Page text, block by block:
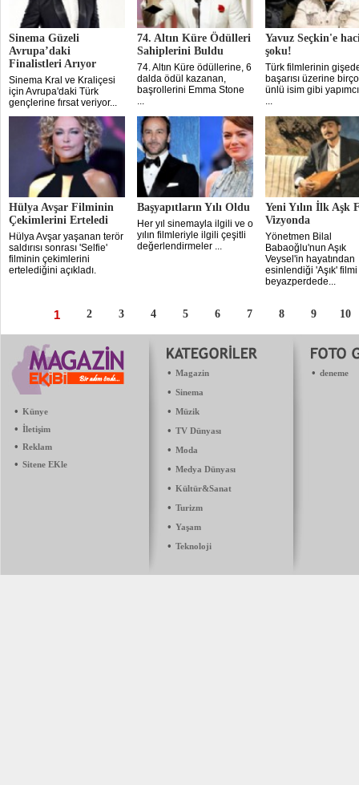
Sinema Güzeli
Avrupa’daki
Finalistleri Arıyor
Sinema Kral ve Kraliçesi
için Avrupa'daki Türk
gençlerine fırsat veriyor...
74. Altın Küre Ödülleri
Sahiplerini Buldu
74. Altın Küre ödüllerine, 6
dalda ödül kazanan,
başrollerini Emma Stone
...
Yavuz Seçkin'e
şoku!
Türk filmlerinin
başarısı üzerine
ünlü isim gibi
...
Hülya Avşar Filminin
Çekimlerini Erteledi
Hülya Avşar yaşanan terör
saldırısı sonrası 'Selfie'
filminin çekimlerini
ertelediğini açıkladı.
Başyapıtların Yılı Oldu
Her yıl sinemayla ilgili ve o
yılın filmleriyle ilgili çeşitli
değerlendirmeler ...
Yeni Yılın İlk Aşk
Vizyonda
Yönetmen Bilal
Babaoğlu'nun Aşık
Veysel'in hayatından
esinlendiği 'Aşık' filmi
beyazperdede...
1 2 3 4 5 6 7 8 9 10
• Künye
• İletişim
• Reklam
• Sitene EKle
• Magazin
• Sinema
• Müzik
• TV Dünyası
• Moda
• Medya Dünyası
• Kültür&Sanat
• Turizm
• Yaşam
• Teknoloji
• deneme